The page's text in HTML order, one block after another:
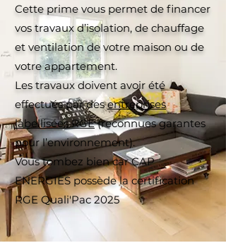
Cette prime vous permet de financer
vos travaux d’isolation, de chauffage
et ventilation de votre maison ou de
votre appartement.
Les travaux doivent avoir été
effectués par desentreprises
labellisées RGE(reconnues garantes
pour l’environnement).
Vous tombez bien car CAP
ENERGIES possède la certification
RGE Quali'Pac 2025